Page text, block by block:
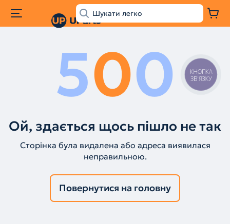
500
Ой, здається щось пішло не так
Сторінка була видалена або адреса виявилася
неправильною.
Повернутися на головну
КНОПКА
ЗВ'ЯЗКУ